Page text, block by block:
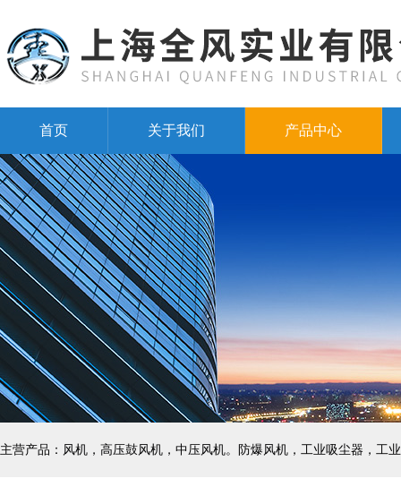
首页 关于我们 产品中心
主营产品：风机，高压鼓风机，中压风机。防爆风机，工业吸尘器，工